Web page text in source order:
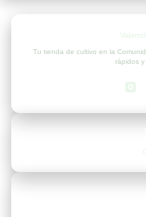
Tu tienda de cultivo en la
rápidos